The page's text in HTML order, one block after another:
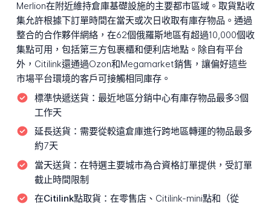
Merlion在附近維持倉庫基礎設施的主要都市區域。取貨點收
集允許根據下訂單時間在當天或次日收取有庫存物品。通過
整合的合作夥伴網絡，在62個俄羅斯地區有超過10,000個收
集點可用，包括第三方包裹櫃和便利店地點。除自有平台
外，Citilink還通過Ozon和Megamarket銷售，讓偏好這些
市場平台環境的客戶可接觸相同庫存。
標準快遞送貨： 最近地區分銷中心有庫存物品最多3個
工作天
延長送貨： 需要從較遠倉庫進行跨地區轉運的物品最多
約7天
當天送貨： 在特選主要城市為合資格訂單提供，受訂單
截止時間限制
在Citilink點取貨： 在零售店、Citilink-mini點和（從